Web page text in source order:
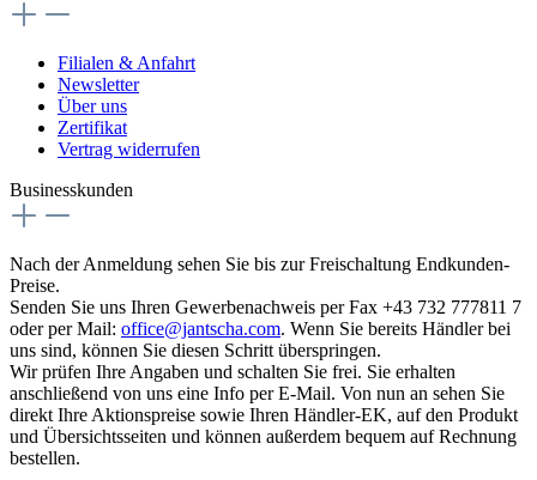
Filialen & Anfahrt
Newsletter
Über uns
Zertifikat
Vertrag widerrufen
Businesskunden
Nach der Anmeldung sehen Sie bis zur Freischaltung Endkunden-
Preise.
Senden Sie uns Ihren Gewerbenachweis per Fax +43 732 777811 7
oder per Mail: office@jantscha.com. Wenn Sie bereits Händler bei
uns sind, können Sie diesen Schritt überspringen.
Wir prüfen Ihre Angaben und schalten Sie frei. Sie erhalten
anschließend von uns eine Info per E-Mail. Von nun an sehen Sie
direkt Ihre Aktionspreise sowie Ihren Händler-EK, auf den Produkt
und Übersichtsseiten und können außerdem bequem auf Rechnung
bestellen.